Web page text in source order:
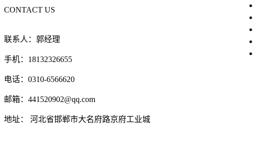
CONTACT US
联系人：郭经理
手机：18132326655
电话：0310-6566620
邮箱：441520902@qq.com
地址： 河北省邯郸市大名府路京府工业城